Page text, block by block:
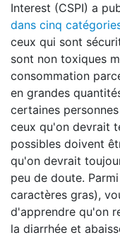
Interest (CSPI) a
dans cinq
ceux qui sont
sont non toxiques
consommation
en grandes
certaines
ceux qu'on devrait
possibles doivent
qu'on devrait
peu de doute.
caractères gras),
d'apprendre qu'on
la diarrhée et